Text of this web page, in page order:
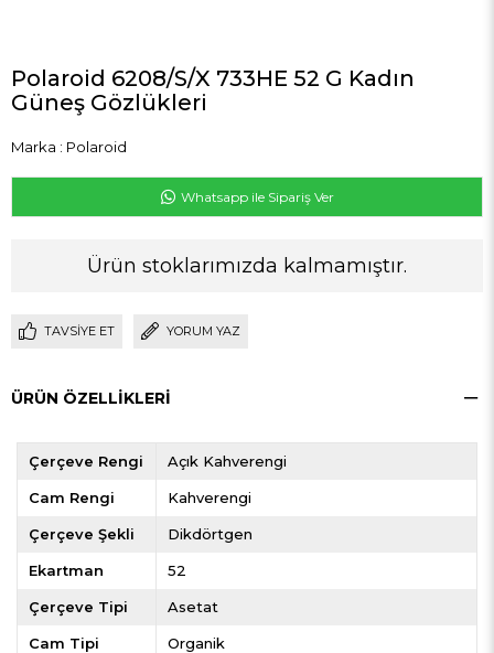
Polaroid 6208/S/X 733HE 52 G Kadın
Güneş Gözlükleri
Marka : Polaroid
Whatsapp ile Sipariş Ver
Ürün stoklarımızda kalmamıştır.
TAVSIYE ET YORUM YAZ
ÜRÜN ÖZELLIKLERI
Çerçeve Rengi Açık Kahverengi
Cam Rengi Kahverengi
Çerçeve Şekli Dikdörtgen
Ekartman 52
Çerçeve Tipi Asetat
Cam Tipi Organik